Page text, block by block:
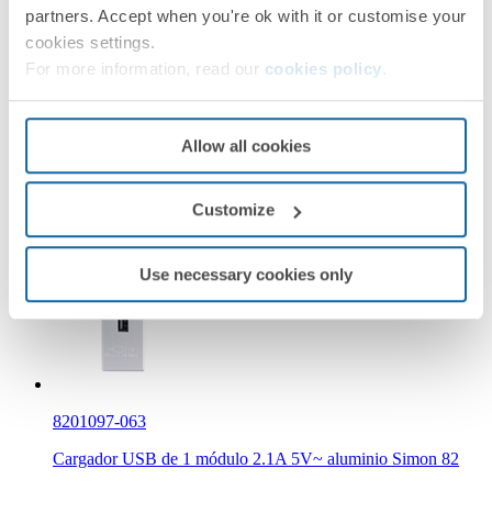
partners. Accept when you're ok with it or customise your
cookies settings.
For more information, read our cookies policy
Allow all cookies
Customize
Use necessary cookies only
8201097-068
Grafito
8201097-063
Cargador USB de 1 módulo 2.1A 5V~ aluminio Simon 82